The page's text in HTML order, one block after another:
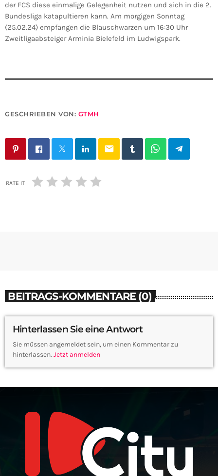
der FCS diese einmalige Gelegenheit nutzen und sich in die 2.
Bundesliga katapultieren kann. Am morgigen Sonntag
(25.02.24) empfangen die Blauschwarzen um 16:30 Uhr
Zweitligaabsteiger Arminia Bielefeld im Ludwigspark.
GESCHRIEBEN VON: GTMH
email
RATE IT
BEITRAGS-KOMMENTARE (0)
Hinterlassen Sie eine Antwort
Sie müssen angemeldet sein, um einen Kommentar zu
hinterlassen. Jetzt anmelden